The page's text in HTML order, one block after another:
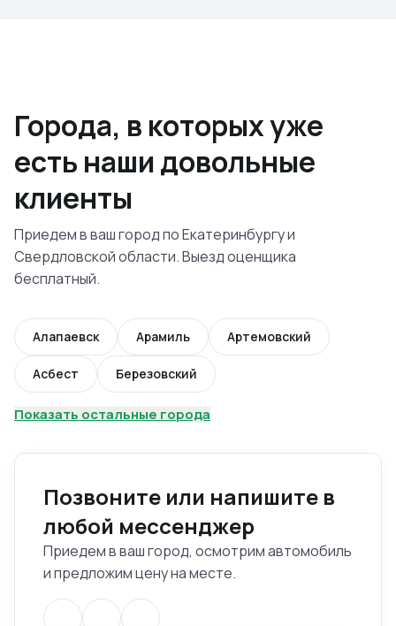
Города, в которых уже
есть наши довольные
клиенты
Приедем в ваш город по Екатеринбургу и
Свердловской области. Выезд оценщика
бесплатный.
Алапаевск Арамиль Артемовский
Асбест Березовский
Показать остальные города
Позвоните или напишите в
любой мессенджер
Приедем в ваш город, осмотрим автомобиль
и предложим цену на месте.